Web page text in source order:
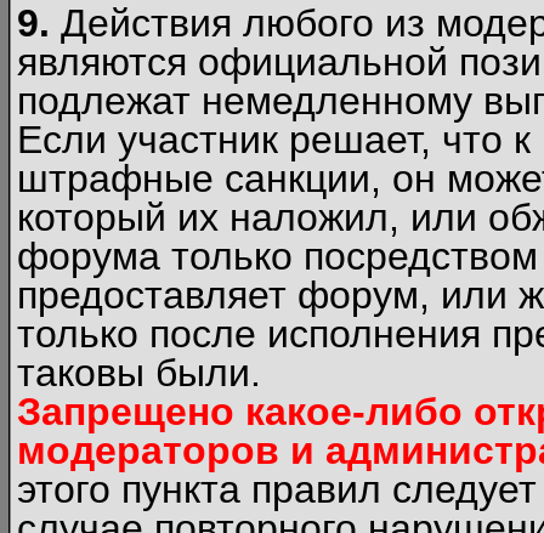
9. Действия любого из
являются официальной
подлежат немедленному
Если участник решает, что
штрафные санкции, он
который их наложил, или
форума только
предоставляет форум, или
только после исполнения
таковы были.
Запрещено какое-либо
модераторов и
этого пункта правил